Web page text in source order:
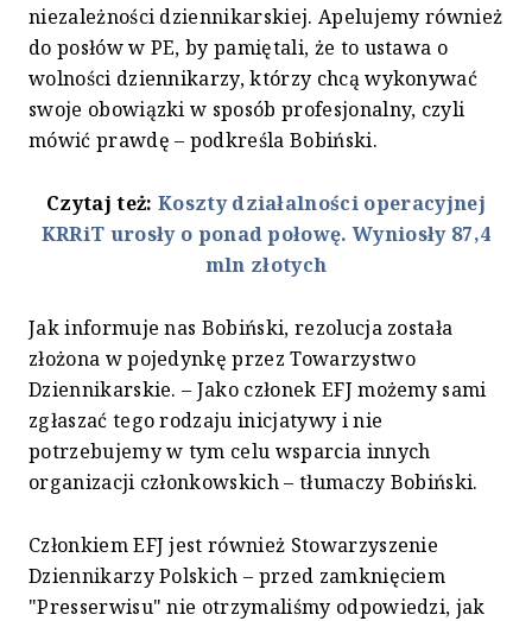
niezależności dziennikarskiej. Apelujemy również
do posłów w PE, by pamiętali, że to ustawa o
wolności dziennikarzy, którzy chcą wykonywać
swoje obowiązki w sposób profesjonalny, czyli
mówić prawdę – podkreśla Bobiński.
Czytaj też: Koszty działalności operacyjnej
KRRiT urosły o ponad połowę. Wyniosły 87,4
mln złotych
Jak informuje nas Bobiński, rezolucja została
złożona w pojedynkę przez Towarzystwo
Dziennikarskie. – Jako członek EFJ możemy sami
zgłaszać tego rodzaju inicjatywy i nie
potrzebujemy w tym celu wsparcia innych
organizacji członkowskich – tłumaczy Bobiński.
Członkiem EFJ jest również Stowarzyszenie
Dziennikarzy Polskich – przed zamknięciem
"Presserwisu" nie otrzymaliśmy odpowiedzi, jak